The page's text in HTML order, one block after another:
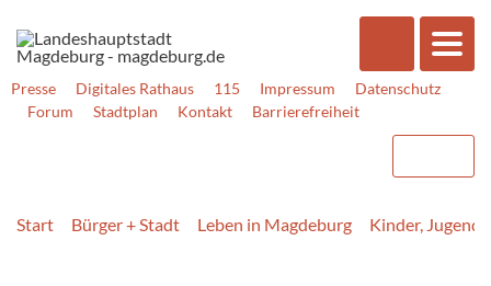
Presse Digitales Rathaus 115 Impressum
Datenschutz
Forum
Stadtplan Kontakt Barrierefreiheit
Start Bürger + Stadt Leben in Magdeburg Kinder, Jugend,